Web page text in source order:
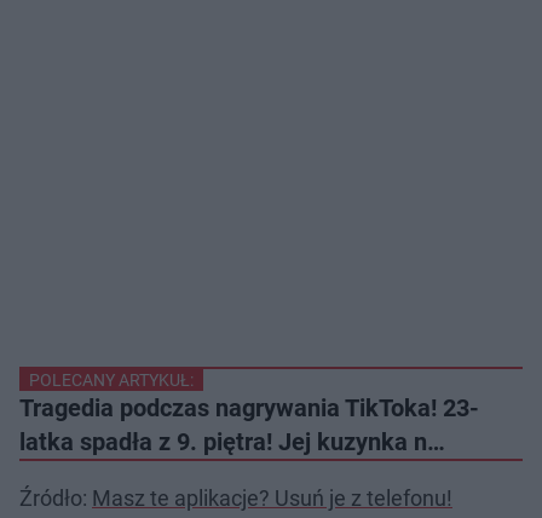
POLECANY ARTYKUŁ:
Tragedia podczas nagrywania TikToka! 23-
latka spadła z 9. piętra! Jej kuzynka n…
Źródło: Masz te aplikacje? Usuń je z telefonu!